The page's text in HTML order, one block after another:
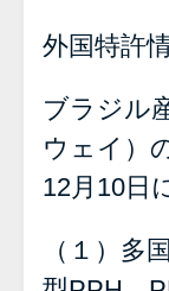
外国特許
ブラジル
ウェイ）
12月10日
（１）多